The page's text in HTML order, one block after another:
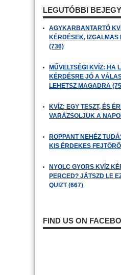
LEGUTÓBBI
AGYKARBANTARTÓ
KÉRDÉSEK, IZGALMAS
(736)
MŰVELTSÉGI KVÍZ: HA
KÉRDÉSRE JÓ A
LEHETSZ MAGADRA
KVÍZ: EGY TESZT, ÉS
VARÁZSOLJUK A
ROPPANT NEHÉZ
KIS ÉRDEKES
NYOLC GYORS KVÍZ
PERCED? JÁTSZD LE
QUIZT (667)
FIND US ON